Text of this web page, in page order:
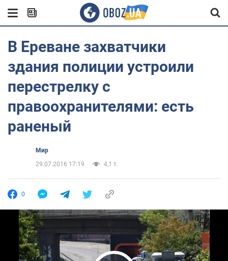
В Ереване захватчики
здания полиции устроили
перестрелку с
правоохранителями: есть
раненый
Мир
29.07.2016 17:19
4,1 т.
0